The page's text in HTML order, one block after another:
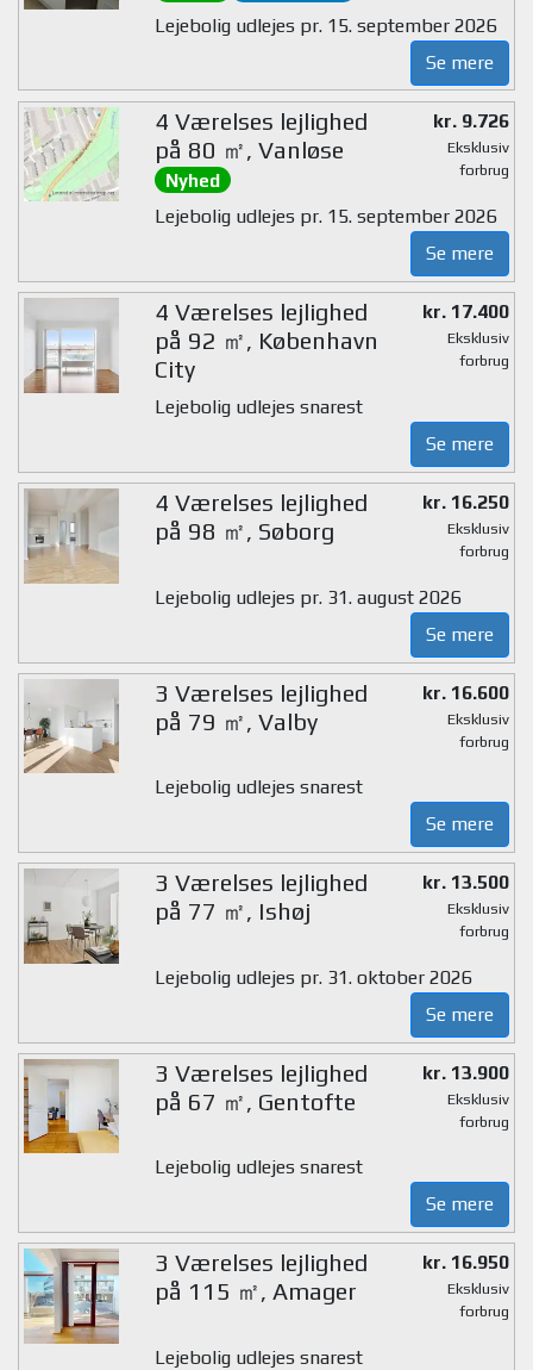
Lejebolig udlejes pr. 15. september 2026
Se mere
4 Værelses lejlighed
på 80 ㎡, Vanløse
Nyhed
kr. 9.726
Eksklusiv
forbrug
Lejebolig udlejes pr. 15. september 2026
Se mere
4 Værelses lejlighed
på 92 ㎡, København
City
kr. 17.400
Eksklusiv
forbrug
Lejebolig udlejes snarest
Se mere
4 Værelses lejlighed
på 98 ㎡, Søborg
kr. 16.250
Eksklusiv
forbrug
Lejebolig udlejes pr. 31. august 2026
Se mere
3 Værelses lejlighed
på 79 ㎡, Valby
kr. 16.600
Eksklusiv
forbrug
Lejebolig udlejes snarest
Se mere
3 Værelses lejlighed
på 77 ㎡, Ishøj
kr. 13.500
Eksklusiv
forbrug
Lejebolig udlejes pr. 31. oktober 2026
Se mere
3 Værelses lejlighed
på 67 ㎡, Gentofte
kr. 13.900
Eksklusiv
forbrug
Lejebolig udlejes snarest
Se mere
3 Værelses lejlighed
på 115 ㎡, Amager
kr. 16.950
Eksklusiv
forbrug
Lejebolig udlejes snarest